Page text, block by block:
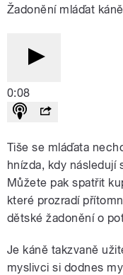
Žadonění mláďat
0:08
Tiše se mláďata
hnízda, kdy následují
Můžete pak spatřit
které prozradí
dětské žadonění o
Je káně takzvaně
myslivci si dodnes